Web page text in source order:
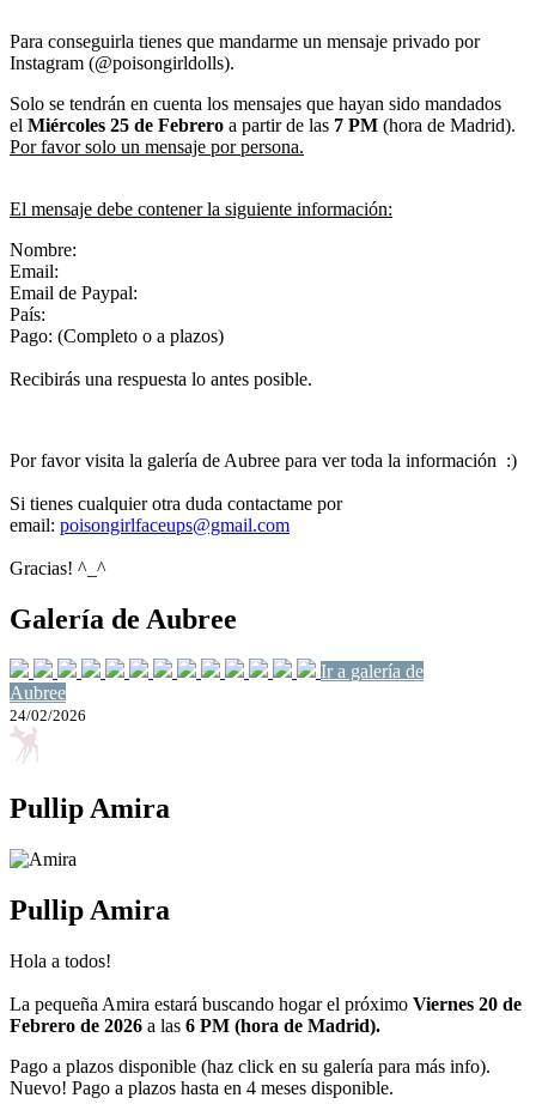
Para conseguirla tienes que mandarme un mensaje privado por
Instagram (@poisongirldolls).
Solo se tendrán en cuenta los mensajes que hayan sido mandados
el Miércoles 25 de Febrero a partir de las 7 PM (hora de Madrid).
Por favor solo un mensaje por persona.
El mensaje debe contener la siguiente información:
Nombre:
Email:
Email de Paypal:
País:
Pago: (Completo o a plazos)
Recibirás una respuesta lo antes posible.
Por favor visita la galería de Aubree para ver toda la información :)
Si tienes cualquier otra duda contactame por
email: poisongirlfaceups@gmail.com
Gracias! ^_^
Galería de Aubree
Ir a galería de
Aubree
24/02/2026
Pullip Amira
Pullip Amira
Hola a todos!
La pequeña Amira estará buscando hogar el próximo Viernes 20 de
Febrero de 2026 a las 6 PM (hora de Madrid).
Pago a plazos disponible (haz click en su galería para más info).
Nuevo! Pago a plazos hasta en 4 meses disponible.